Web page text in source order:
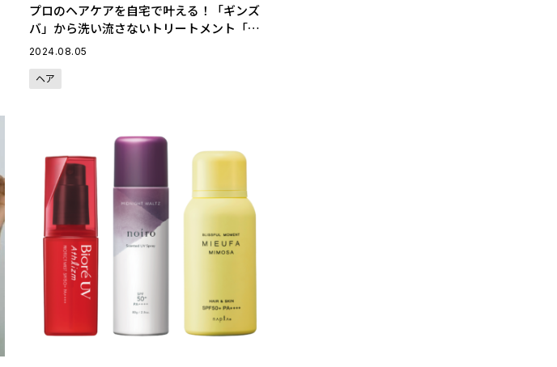
プロのヘアケアを自宅で叶える！「ギンズ
バ」から洗い流さないトリートメント「パ
ワーミスト」が新発売
2024.08.05
ヘア